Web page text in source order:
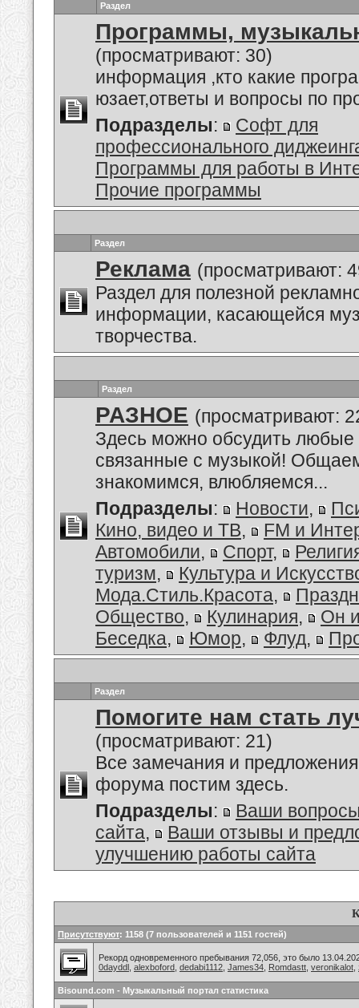
Раздел
Программы,
(просматривают: 30)
информация ,кто какие
юзает,ответы и вопросы по
Подразделы:
Софт для
профессионального
Программы для работы в
Прочие программы
Раздел
Реклама (просматривают:
Раздел для полезной
информации, касающейся
творчества.
Раздел
РАЗНОЕ (просматривают:
Здесь можно обсудить
связанные с музыкой!
знакомимся, влюбляемся...
Подразделы: Новости,
Кино, видео и ТВ,
FM и
Автомобили, Спорт,
туризм,
Культура и
Мода.Стиль.Красота,
Общество, Кулинария,
Он
Беседка, Юмор, Флуд,
Раздел
Помогите нам стать
(просматривают: 21)
Все замечания и
форума постим здесь.
Подразделы:
Ваши
сайта,
Ваши отзывы и
улучшению работы сайта
Присутствуют: 1158 (7 пользователей и 1151 гостей)
Рекорд одновременного пребывания 72,056, это было
0dayddl alexboford dedabi1112 James34 Romdastt veronikalot
Bisound.com - Музыкальный портал статистика